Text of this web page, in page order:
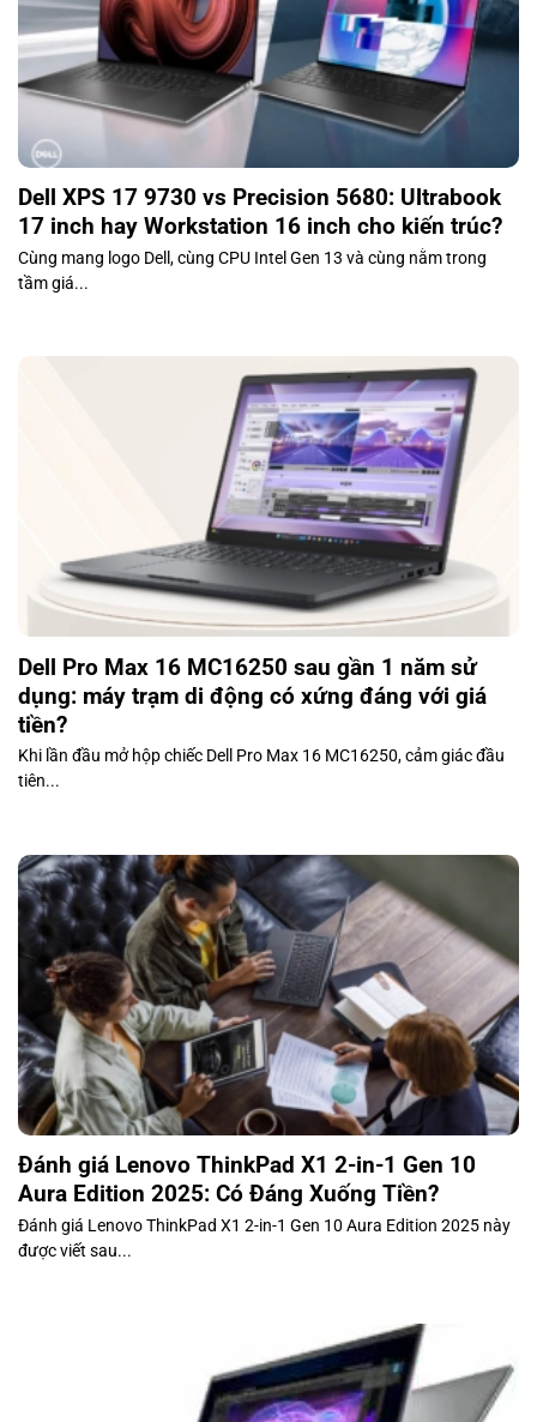
Dell XPS 17 9730 vs Precision 5680: Ultrabook
17 inch hay Workstation 16 inch cho kiến trúc?
Cùng mang logo Dell, cùng CPU Intel Gen 13 và cùng nằm trong
tầm giá...
Dell Pro Max 16 MC16250 sau gần 1 năm sử
dụng: máy trạm di động có xứng đáng với giá
tiền?
Khi lần đầu mở hộp chiếc Dell Pro Max 16 MC16250, cảm giác đầu
tiên...
Đánh giá Lenovo ThinkPad X1 2-in-1 Gen 10
Aura Edition 2025: Có Đáng Xuống Tiền?
Đánh giá Lenovo ThinkPad X1 2-in-1 Gen 10 Aura Edition 2025 này
được viết sau...